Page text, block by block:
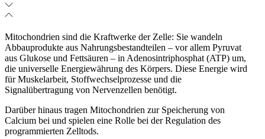
Mitochondrien sind die Kraftwerke der Zelle: Sie wandeln
Abbauprodukte aus Nahrungsbestandteilen – vor allem Pyruvat
aus Glukose und Fettsäuren – in Adenosintriphosphat (ATP) um,
die universelle Energiewährung des Körpers. Diese Energie wird
für Muskelarbeit, Stoffwechselprozesse und die
Signalübertragung von Nervenzellen benötigt.
Darüber hinaus tragen Mitochondrien zur Speicherung von
Calcium bei und spielen eine Rolle bei der Regulation des
programmierten Zelltods.